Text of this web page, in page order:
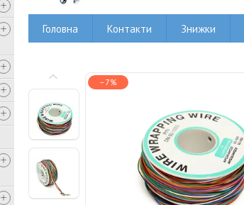
Головна Контакти Знижки
–7%